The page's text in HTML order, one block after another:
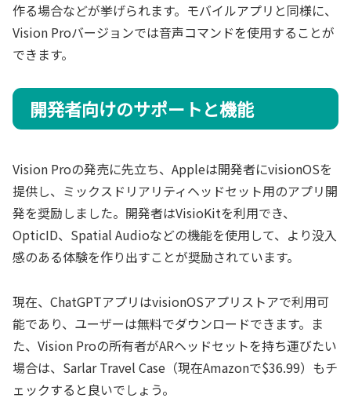
作る場合などが挙げられます。モバイルアプリと同様に、
Vision Proバージョンでは音声コマンドを使用することが
できます。
開発者向けのサポートと機能
Vision Proの発売に先立ち、Appleは開発者にvisionOSを
提供し、ミックスドリアリティヘッドセット用のアプリ開
発を奨励しました。開発者はVisioKitを利用でき、
OpticID、Spatial Audioなどの機能を使用して、より没入
感のある体験を作り出すことが奨励されています。
現在、ChatGPTアプリはvisionOSアプリストアで利用可
能であり、ユーザーは無料でダウンロードできます。ま
た、Vision Proの所有者がARヘッドセットを持ち運びたい
場合は、Sarlar Travel Case（現在Amazonで$36.99）もチ
ェックすると良いでしょう。